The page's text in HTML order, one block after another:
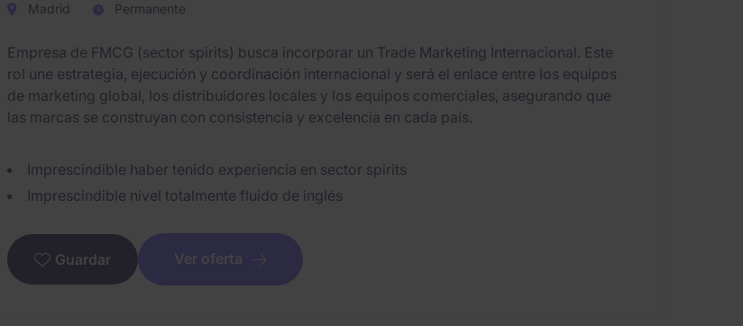
Madrid Permanente
Empresa de FMCG (sector spirits) busca incorporar un Trade Marketing Internacional. Este
rol une estrategia, ejecución y coordinación internacional y será el enlace entre los equipos
de marketing global, los distribuidores locales y los equipos comerciales, asegurando que
las marcas se construyan con consistencia y excelencia en cada país.
Imprescindible haber tenido experiencia en sector spirits
Imprescindible nivel totalmente fluido de inglés
Guardar Ver oferta